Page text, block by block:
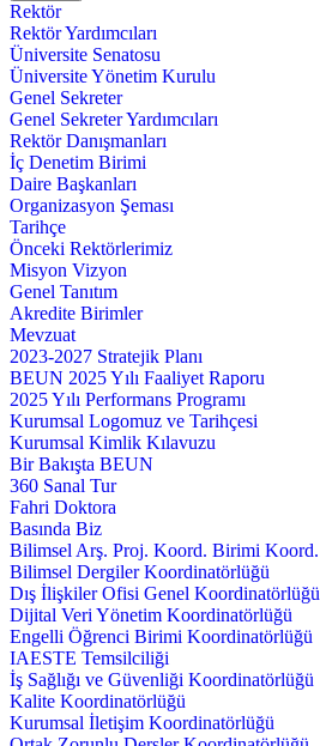
Rektör
Rektör Yardımcıları
Üniversite Senatosu
Üniversite Yönetim Kurulu
Genel Sekreter
Genel Sekreter Yardımcıları
Rektör Danışmanları
İç Denetim Birimi
Daire Başkanları
Organizasyon Şeması
Tarihçe
Önceki Rektörlerimiz
Misyon Vizyon
Genel Tanıtım
Akredite Birimler
Mevzuat
2023-2027 Stratejik Planı
BEUN 2025 Yılı Faaliyet Raporu
2025 Yılı Performans Programı
Kurumsal Logomuz ve Tarihçesi
Kurumsal Kimlik Kılavuzu
Bir Bakışta BEUN
360 Sanal Tur
Fahri Doktora
Basında Biz
Bilimsel Arş. Proj. Koord. Birimi Koord.
Bilimsel Dergiler Koordinatörlüğü
Dış İlişkiler Ofisi Genel Koordinatörlüğü
Dijital Veri Yönetim Koordinatörlüğü
Engelli Öğrenci Birimi Koordinatörlüğü
IAESTE Temsilciliği
İş Sağlığı ve Güvenliği Koordinatörlüğü
Kalite Koordinatörlüğü
Kurumsal İletişim Koordinatörlüğü